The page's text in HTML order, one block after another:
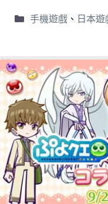
手機遊戲、 日本遊